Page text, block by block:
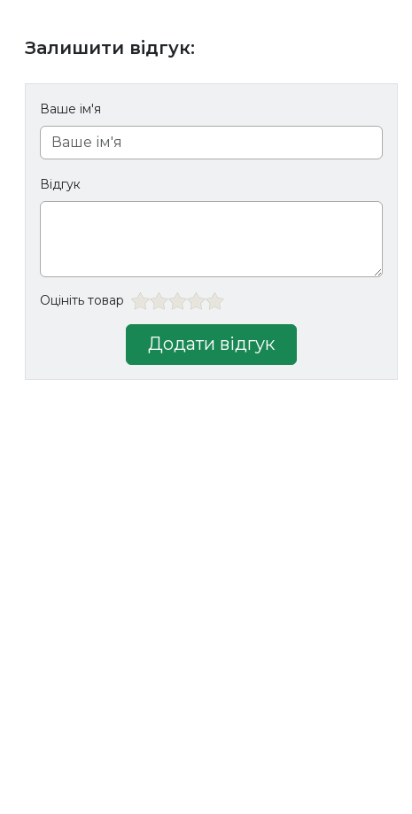
Залишити відгук:
Ваше ім'я
Відгук
Оцініть товар
Додати відгук